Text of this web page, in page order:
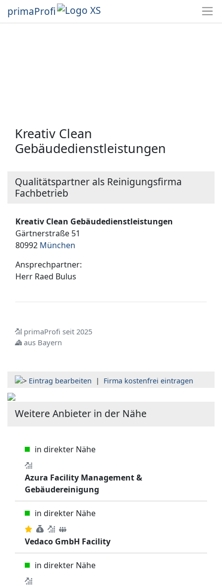
primaProfi
Kreativ Clean
Gebäudedienstleistungen
Qualitätspartner als Reinigungsfirma
Fachbetrieb
Kreativ Clean Gebäudedienstleistungen
Gärtnerstraße 51
80992 München
Ansprechpartner:
Herr Raed Bulus
primaProfi seit 2025
aus Bayern
Eintrag bearbeiten | Firma kostenfrei eintragen
Weitere Anbieter in der Nähe
in direkter Nähe
Azura Facility Management &
Gebäudereinigung
in direkter Nähe
Vedaco GmbH Facility
in direkter Nähe